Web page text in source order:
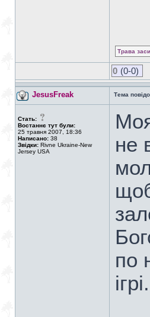
Трава
0 (0-0)
JesusFreak Тема
Стать:
Востаннє тут були:
25 травня 2007, 18:36
Написано: 38
Звідки: Rivne Ukraine-New
Jersey USA
не
по